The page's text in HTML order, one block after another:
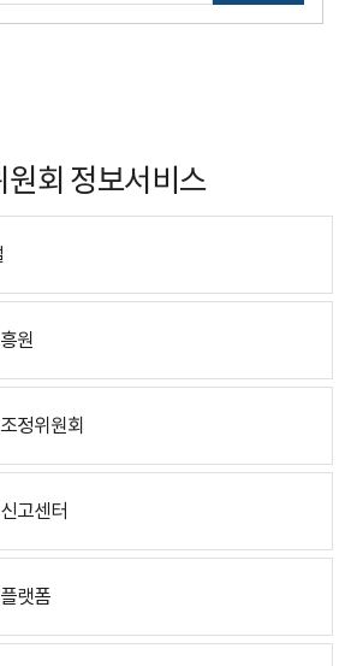
회 정보서비스
원
정위원회
고센터
랫폼